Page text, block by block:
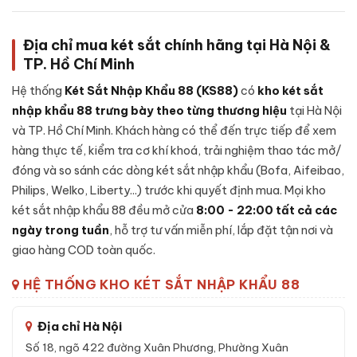
chính hãng
được thiết kế chắc chắn, kết hợp giữa cơ khí
chính xác và vật liệu chất lượng cao:
Khung thép cường lực: Sử dụng thép cao cấp không rỉ
nguyên khối, đảm bảo khả năng chống đập phá và khoan
đục cao.
Cánh cửa đúc đặc:
Cánh được đúc liền khối, có rãnh
chống cạy, đệm chống khói - duy trì khả năng kín khít
trong điều kiện nhiệt độ cao.
Lớp lõi chống cháy:
Bên trong vỏ ngoài là lớp bê-tông
chống cháy chuyên dụng kết hợp sợi cách nhiệt - giữ tài
sản nguyên vẹn khi xảy ra sự cố hoả hoạn.
lắp đặt nguyên cụm từ nhà sản xuất, tích hợp cảnh báo
Hệ thống chốt:Chốt thép 4 chiều bằng inox, kích thước
lớn - chống được các công cụ phá khoá thông dụng.
Địa chỉ mua két sắt chính hãng tại Hà Nội &
TP. Hồ Chí Minh
Hệ thống Két Sắt Nhập Khẩu 88 (KS88)có kho két sắt
nhập khẩu 88 trưng bày theo từng thương hiệu tại Hà Nội
và TP. Hồ Chí Minh. Khách hàng có thể đến trực tiếp để xem
hàng thực tế, kiểm tra cơ khí khoá, trải nghiệm thao tác mở/
đóng và so sánh các dòng két sắt nhập khẩu (Bofa, Aifeibao,
Philips, Welko, Liberty...) trước khi quyết định mua. Mọi kho
két sắt nhập khẩu 88 đều mở cửa 8:00 - 22:00 tất cả các
ngày trong tuần, hỗ trợ tư vấn miễn phí, lắp đặt tận nơi và
giao hàng COD toàn quốc.
HỆ THỐNG KHO KÉT SẮT NHẬP KHẨU 88
Địa chỉ Hà Nội
Số 18, ngõ 422 đường Xuân Phương, Phường Xuân